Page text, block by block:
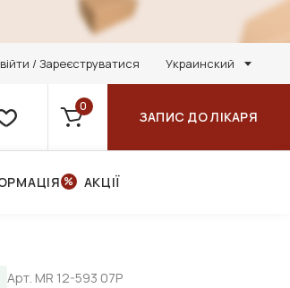
/ Зареєструватися Украинский
0
ЗАПИС ДО ЛІКАРЯ
АКЦІЇ
Арт. MR 12-593 07P